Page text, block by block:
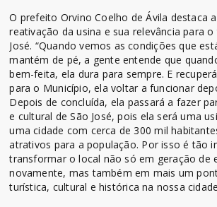
O prefeito Orvino Coelho de Ávila destaca
reativação da usina e sua relevância para
José. “Quando vemos as condições que
mantém de pé, a gente entende que
bem-feita, ela dura para sempre. E
para o Município, ela voltar a funcionar
Depois de concluída, ela passará a fazer
e cultural de São José, pois ela será uma
uma cidade com cerca de 300 mil
atrativos para a população. Por isso é tão
transformar o local não só em geração de
novamente, mas também em mais um
turística, cultural e histórica na nossa